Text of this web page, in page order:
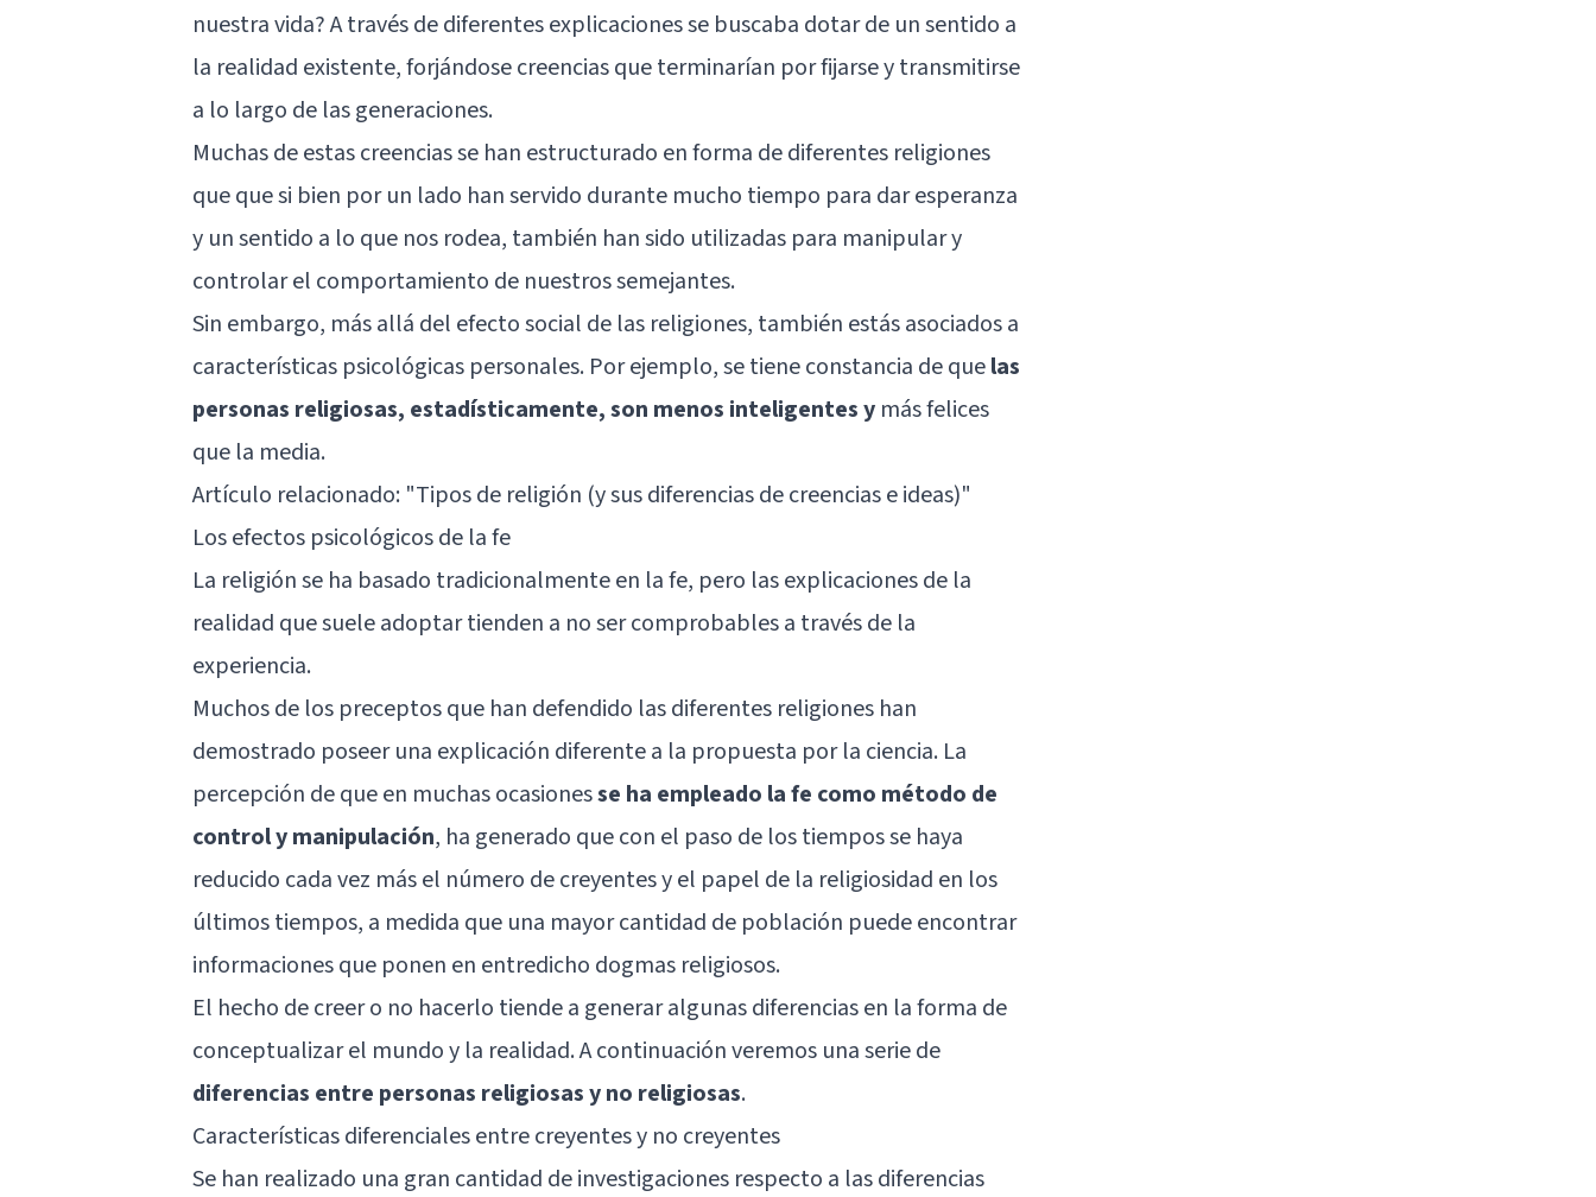
nuestra vida? A través de diferentes explicaciones se buscaba dotar de un sentido a
la realidad existente, forjándose creencias que terminarían por fijarse y transmitirse
a lo largo de las generaciones.
Muchas de estas creencias se han estructurado en forma de diferentes religiones
que que si bien por un lado han servido durante mucho tiempo para dar esperanza
y un sentido a lo que nos rodea, también han sido utilizadas para manipular y
controlar el comportamiento de nuestros semejantes.
Sin embargo, más allá del efecto social de las religiones, también estás asociados a
características psicológicas personales. Por ejemplo, se tiene constancia de quelas
personas religiosas, estadísticamente, son menos inteligentes y más felices
que la media.
Artículo relacionado: "Tipos de religión (y sus diferencias de creencias e ideas)"
Los efectos psicológicos de la fe
La religión se ha basado tradicionalmente en la fe, pero las explicaciones de la
realidad que suele adoptar tienden a no ser comprobables a través de la
experiencia.
Muchos de los preceptos que han defendido las diferentes religiones han
demostrado poseer una explicación diferente a la propuesta por la ciencia. La
percepción de que en muchas ocasionesse ha empleado la fe como método de
control y manipulación, ha generado que con el paso de los tiempos se haya
reducido cada vez más el número de creyentes y el papel de la religiosidad en los
últimos tiempos, a medida que una mayor cantidad de población puede encontrar
informaciones que ponen en entredicho dogmas religiosos.
El hecho de creer o no hacerlo tiende a generar algunas diferencias en la forma de
conceptualizar el mundo y la realidad. A continuación veremos una serie de
diferencias entre personas religiosas y no religiosas.
Características diferenciales entre creyentes y no creyentes
Se han realizado una gran cantidad de investigaciones respecto a las diferencias